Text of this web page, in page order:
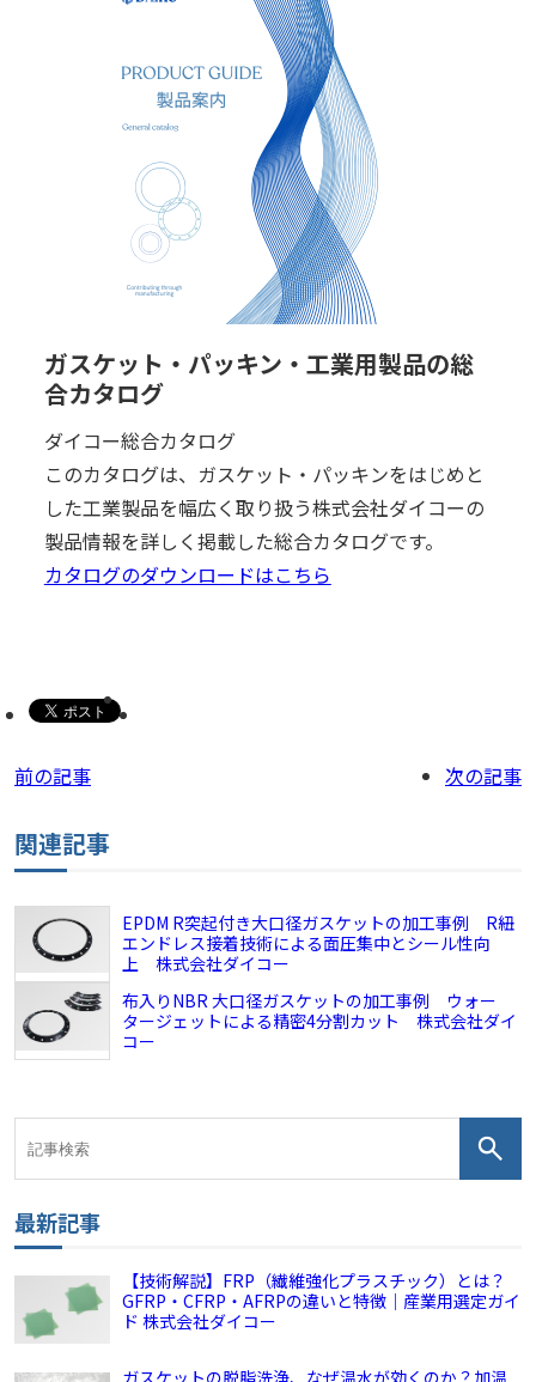
ガスケット・パッキン・工業用製品の総
合カタログ
ダイコー総合カタログ
このカタログは、ガスケット・パッキンをはじめと
した工業製品を幅広く取り扱う株式会社ダイコーの
製品情報を詳しく掲載した総合カタログです。
カタログのダウンロードはこちら
前の記事 次の記事
関連記事
EPDM R突起付き大口径ガスケットの加工事例 R紐
エンドレス接着技術による面圧集中とシール性向
上 株式会社ダイコー
布入りNBR 大口径ガスケットの加工事例 ウォー
タージェットによる精密4分割カット 株式会社ダイ
コー
最新記事
【技術解説】FRP（繊維強化プラスチック）とは？
GFRP・CFRP・AFRPの違いと特徴｜産業用選定ガイ
ド 株式会社ダイコー